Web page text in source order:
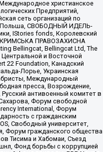
христианское
Предприятий,
сеть организаций по
Польша, СВОБОДНЫЙ ИДЕЛЬ-
IStories fonds, Королевский
КРИМСЬКА ПРАВОЗАХИСНА
Bellingcat, Bellingcat Ltd, The
и Восточной
22 Foundation, Канадский
Лорье, Украинская
Международный
пресса, Возрождение,
антивоенный комитет в
Форум свободной
International, Форум
с гражданским
Свободный университет,
Форум гражданского общества
Тисима и Хабомаи, Съезд
Фонд борьбы с коррупцией